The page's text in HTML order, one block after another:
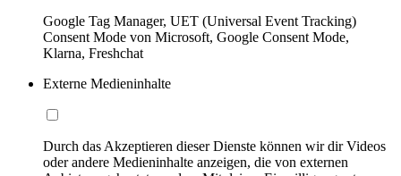
Google Tag Manager, UET (Universal Event Tracking)
Consent Mode von Microsoft, Google Consent Mode,
Klarna, Freshchat
Externe Medieninhalte
Durch das Akzeptieren dieser Dienste können wir dir Videos
oder andere Medieninhalte anzeigen, die von externen